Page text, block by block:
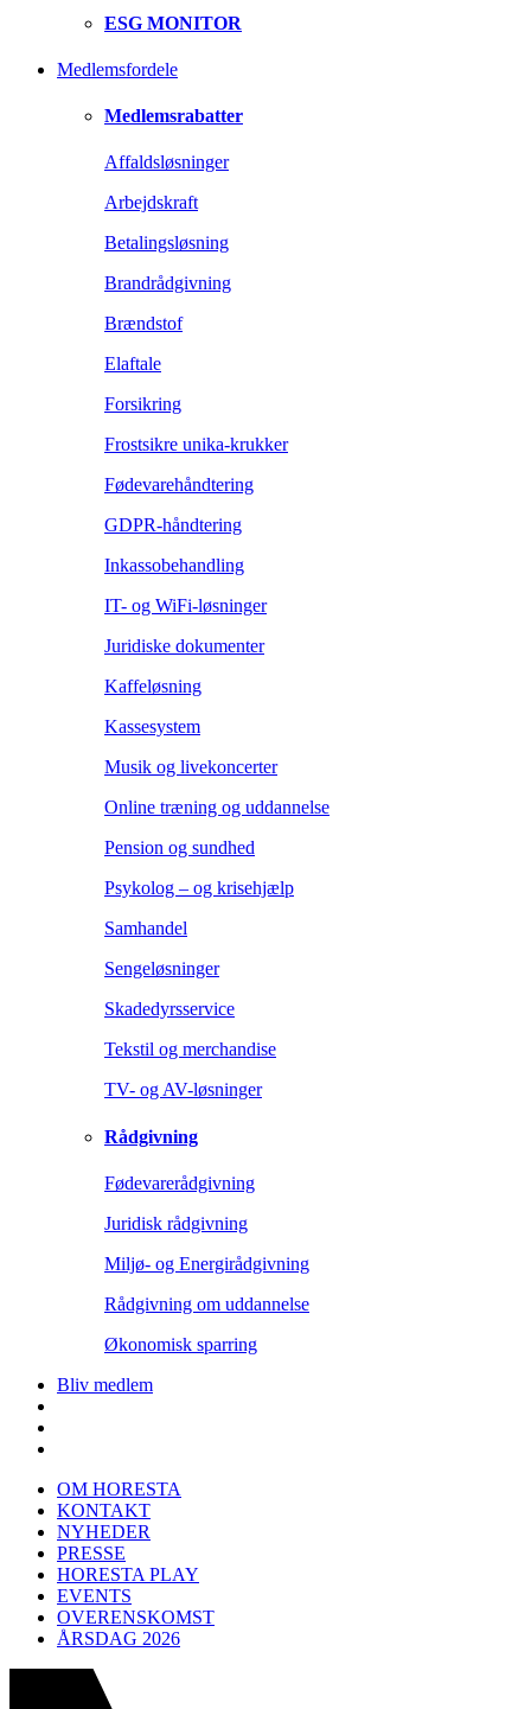
ESG MONITOR
Medlemsfordele
Medlemsrabatter
Affaldsløsninger
Arbejdskraft
Betalingsløsning
Brandrådgivning
Brændstof
Elaftale
Forsikring
Frostsikre unika-krukker
Fødevarehåndtering
GDPR-håndtering
Inkassobehandling
IT- og WiFi-løsninger
Juridiske dokumenter
Kaffeløsning
Kassesystem
Musik og livekoncerter
Online træning og uddannelse
Pension og sundhed
Psykolog – og krisehjælp
Samhandel
Sengeløsninger
Skadedyrsservice
Tekstil og merchandise
TV- og AV-løsninger
Rådgivning
Fødevarerådgivning
Juridisk rådgivning
Miljø- og Energirådgivning
Rådgivning om uddannelse
Økonomisk sparring
Bliv medlem
OM HORESTA
KONTAKT
NYHEDER
PRESSE
HORESTA PLAY
EVENTS
OVERENSKOMST
ÅRSDAG 2026